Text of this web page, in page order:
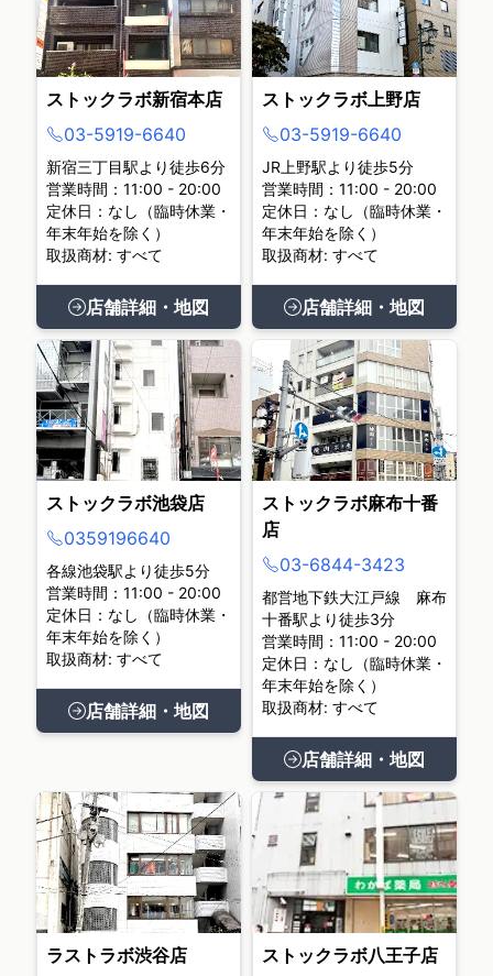
ストックラボ新宿本店
03-5919-6640
新宿三丁目駅より徒歩6分
営業時間：11:00 - 20:00
定休日：なし（臨時休業・
年末年始を除く）
取扱商材: すべて
店舗詳細・地図
ストックラボ上野店
03-5919-6640
JR上野駅より徒歩5分
営業時間：11:00 - 20:00
定休日：なし（臨時休業・
年末年始を除く）
取扱商材: すべて
店舗詳細・地図
ストックラボ池袋店
0359196640
各線池袋駅より徒歩5分
営業時間：11:00 - 20:00
定休日：なし（臨時休業・
年末年始を除く）
取扱商材: すべて
店舗詳細・地図
ストックラボ麻布十番
店
03-6844-3423
都営地下鉄大江戸線 麻布
十番駅より徒歩3分
営業時間：11:00 - 20:00
定休日：なし（臨時休業・
年末年始を除く）
取扱商材: すべて
店舗詳細・地図
ラストラボ渋谷店
ストックラボ八王子店